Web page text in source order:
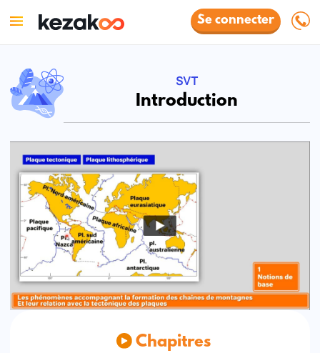
Se connecter
SVT
Introduction
Chapitres